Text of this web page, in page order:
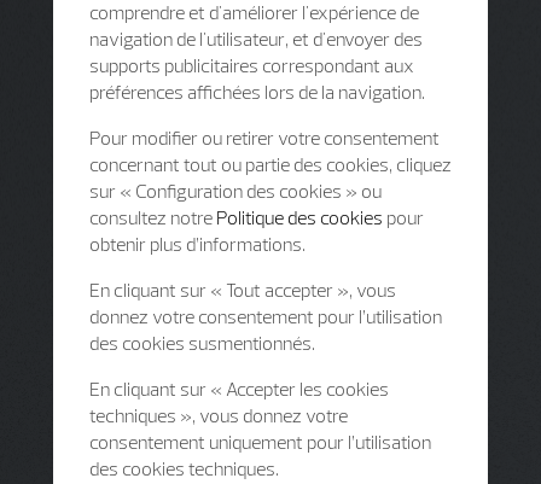
comprendre et d'améliorer l'expérience de
navigation de l'utilisateur, et d'envoyer des
supports publicitaires correspondant aux
préférences affichées lors de la navigation.
Pour modifier ou retirer votre consentement
concernant tout ou partie des cookies, cliquez
sur « Configuration des cookies » ou
consultez notre Politique des cookies pour
obtenir plus d’informations.
En cliquant sur « Tout accepter », vous
donnez votre consentement pour l’utilisation
des cookies susmentionnés.
En cliquant sur « Accepter les cookies
techniques », vous donnez votre
consentement uniquement pour l’utilisation
des cookies techniques.